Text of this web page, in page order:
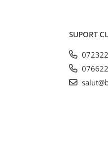
SUPORT